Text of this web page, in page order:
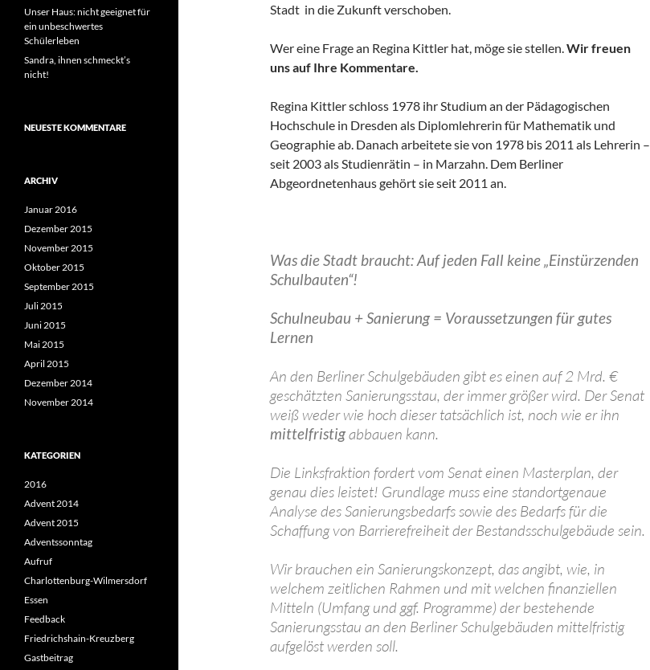
Stadt in die Zukunft verschoben.
Wer eine Frage an Regina Kittler hat, möge sie stellen.Wir freuen
uns auf Ihre Kommentare.
Regina Kittler schloss 1978 ihr Studium an der Pädagogischen
Hochschule in Dresden als Diplomlehrerin für Mathematik und
Geographie ab. Danach arbeitete sie von 1978 bis 2011 als Lehrerin –
seit 2003 als Studienrätin – in Marzahn. Dem Berliner
Abgeordnetenhaus gehört sie seit 2011 an.
Was die Stadt braucht: Auf jeden Fall keine „Einstürzenden
Schulbauten“!
Schulneubau + Sanierung = Voraussetzungen für gutes
Lernen
An den Berliner Schulgebäuden gibt es einen auf 2 Mrd. €
geschätzten Sanierungsstau, der immer größer wird. Der Senat
weiß weder wie hoch dieser tatsächlich ist, noch wie er ihn
mittelfristigabbauen kann.
Die Linksfraktion fordert vom Senat einen Masterplan, der
genau dies leistet! Grundlage muss eine standortgenaue
Analyse des Sanierungsbedarfs sowie des Bedarfs für die
Schaffung von Barrierefreiheit der Bestandsschulgebäude sein.
Wir brauchen ein Sanierungskonzept, das angibt, wie, in
welchem zeitlichen Rahmen und mit welchen finanziellen
Mitteln (Umfang und ggf. Programme) der bestehende
Sanierungsstau an den Berliner Schulgebäuden mittelfristig
aufgelöst werden soll.
Unser Haus: nicht geeignet für
ein unbeschwertes
Schülerleben
Sandra, ihnen schmeckt’s
nicht!
NEUESTE KOMMENTARE
ARCHIV
Januar 2016
Dezember 2015
November 2015
Oktober 2015
September 2015
Juli 2015
Juni 2015
Mai 2015
April 2015
Dezember 2014
November 2014
KATEGORIEN
2016
Advent 2014
Advent 2015
Adventssonntag
Aufruf
Charlottenburg-Wilmersdorf
Essen
Feedback
Friedrichshain-Kreuzberg
Gastbeitrag